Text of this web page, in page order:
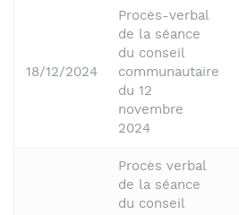
18/12/2024
Procès-verbal
de la séance
du conseil
communautaire
du 12
novembre
2024
Procès verbal
de la séance
du conseil